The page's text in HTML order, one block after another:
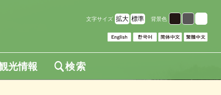
文字サイズ 拡大 標準 背景色
光情報 検索